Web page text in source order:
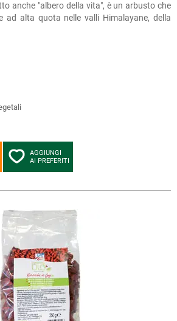
anche "albero della vita", è un arbusto che
ad alta quota nelle valli Himalayane, della
AGGIUNGI
AI PREFERITI